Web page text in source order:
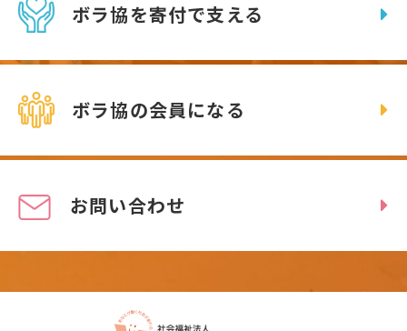
ボラ協を寄付で支える
ボラ協の会員になる
お問い合わせ